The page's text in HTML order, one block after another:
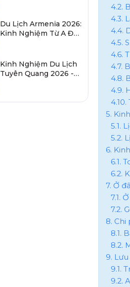
4.2.
4.3.
4.4.
4.5.
4.6.
4.7.
4.8.
4.9.
5.
5.1.
5.2.
6.
6.1.
6.2.
7. Ở
7.1.
7.2.
8.
8.1.
8.2.
9.
9.1.
9.2.
Du Lịch Armenia 2026:
Kinh Nghiệm Từ A Đến
Kinh Nghiệm Du Lịch
Tuyên Quang 2026 -